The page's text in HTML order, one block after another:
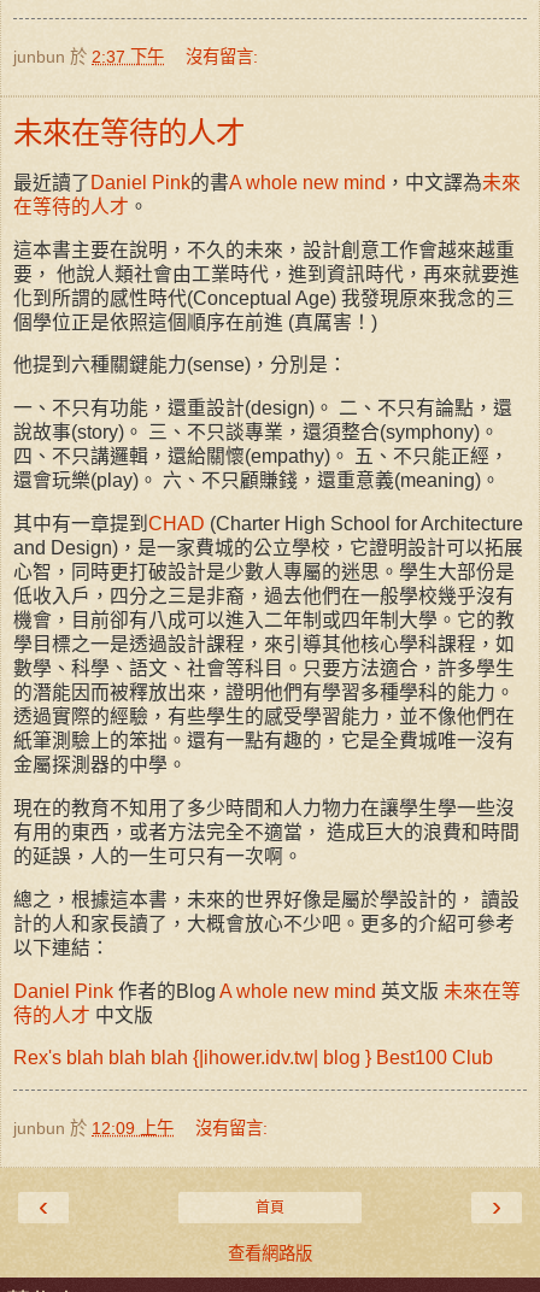
junbun 於 2:37 下午 沒有留言:
未來在等待的人才
最近讀了 Daniel Pink的書A whole new mind ，中文譯為未來
在等待的人才 。
這本書主要在說明，不久的未來，設計創意工作會越來越重
要， 他說人類社會由工業時代，進到資訊時代，再來就要進
化到所謂的感性時代(Conceptual Age) 我發現原來我念的三
個學位正是依照這個順序在前進 (真厲害！)
他提到六種關鍵能力(sense)，分別是：
一、不只有功能，還重設計(design)。 二、不只有論點，還
說故事(story)。 三、不只談專業，還須整合(symphony)。
四、不只講邏輯，還給關懷(empathy)。 五、不只能正經，
還會玩樂(play)。 六、不只顧賺錢，還重意義(meaning)。
其中有一章提到 CHAD (Charter High School for Architecture
and Design)，是一家費城的公立學校，它證明設計可以拓展
心智，同時更打破設計是少數人專屬的迷思。學生大部份是
低收入戶，四分之三是非裔，過去他們在一般學校幾乎沒有
機會，目前卻有八成可以進入二年制或四年制大學。它的教
學目標之一是透過設計課程，來引導其他核心學科課程，如
數學、科學、語文、社會等科目。只要方法適合，許多學生
的潛能因而被釋放出來，證明他們有學習多種學科的能力。
透過實際的經驗，有些學生的感受學習能力，並不像他們在
紙筆測驗上的笨拙。還有一點有趣的，它是全費城唯一沒有
金屬探測器的中學。
現在的教育不知用了多少時間和人力物力在讓學生學一些沒
有用的東西，或者方法完全不適當， 造成巨大的浪費和時間
的延誤，人的一生可只有一次啊。
總之，根據這本書，未來的世界好像是屬於學設計的， 讀設
計的人和家長讀了，大概會放心不少吧。更多的介紹可參考
以下連結：
Daniel Pink 作者的Blog A whole new mind 英文版 未來在等
待的人才 中文版
Rex's blah blah blah {|ihower.idv.tw| blog } Best100 Club
junbun 於 12:09 上午 沒有留言:
‹ ›
首頁
查看網路版